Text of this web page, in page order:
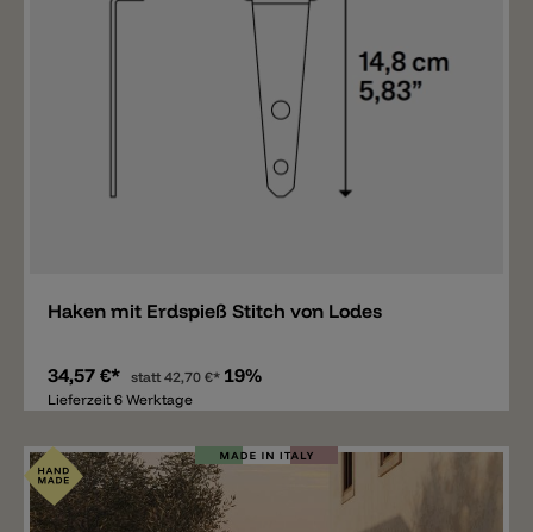
Haken mit Erdspieß Stitch von Lodes
34,57 €* statt42,70 €* 19%
Lieferzeit 6 Werktage